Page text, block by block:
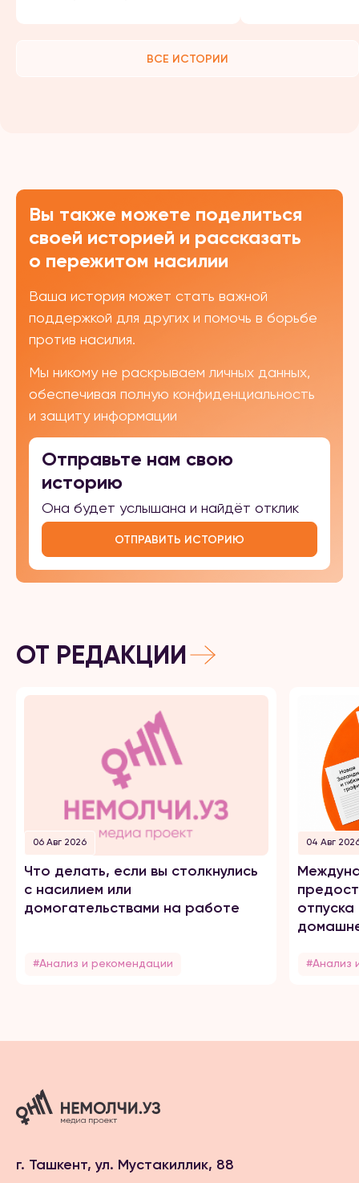
ВСЕ ИСТОРИИ
Вы также можете поделиться
своей историей и рассказать
о пережитом насилии
Ваша история может стать важной
поддержкой для других и помочь в борьбе
против насилия.
Мы никому не раскрываем личных данных,
обеспечивая полную конфиденциальность
и защиту информации
Отправьте нам свою
историю
Она будет услышана и найдёт отклик
ОТПРАВИТЬ ИСТОРИЮ
ОТ РЕДАКЦИИ
06 Авг 2026
Что делать, если вы столкнулись
с насилием или
домогательствами на работе
#Анализ и рекомендации
04 Авг
#Анализ
г. Ташкент, ул. Мустакиллик, 88